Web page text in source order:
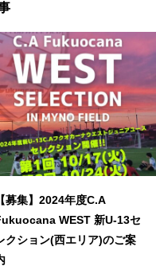
【募集】2024年度C.A
WEST 新U-13セ
クション(西エリア)のご案